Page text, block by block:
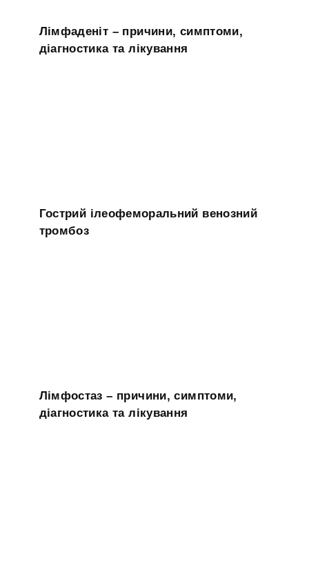
Лімфаденіт – причини, симптоми,
діагностика та лікування
Гострий ілеофеморальний венозний
тромбоз
Лімфостаз – причини, симптоми,
діагностика та лікування